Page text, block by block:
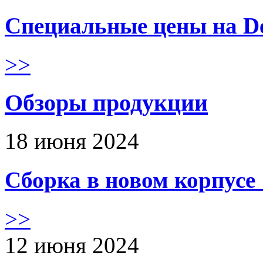
Специальные цены на
>>
Обзоры продукции
18 июня 2024
Сборка в новом
>>
12 июня 2024